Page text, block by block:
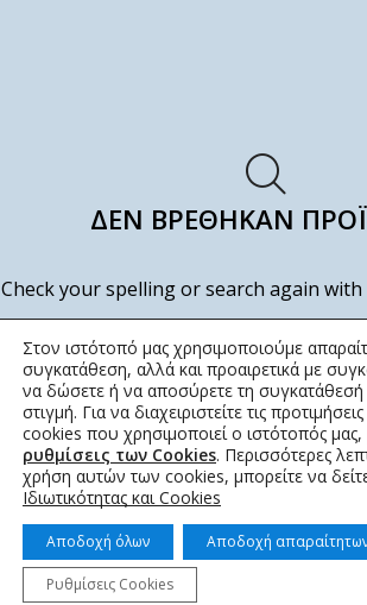
ΔΕΝ ΒΡΈΘΗΚΑΝ
Check your spelling or search again with
ΕΠΙΣΤΡΟΦΉ ΣΤΟ ΚΑΤΆΣΤΗΜΑ
© 2022 topotistiraki.gr |
Στον ιστότοπό μας χρησιμοποιούμε
συγκατάθεση, αλλά και προαιρετικά με
να δώσετε ή να αποσύρετε τη
στιγμή. Για να διαχειριστείτε τις
cookies που χρησιμοποιεί ο ιστότοπός μας,
ρυθμίσεις των Cookies. Περισσότερες
χρήση αυτών των cookies, μπορείτε να
Ιδιωτικότητας και Cookies
Αποδοχή όλων Αποδοχή
Ρυθμίσεις Cookies